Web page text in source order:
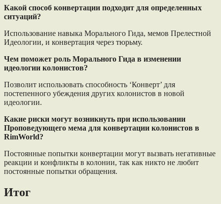
Какой способ конвертации подходит для определенных
ситуаций?
Использование навыка Морального Гида, мемов Прелестной
Идеологии, и конвертация через тюрьму.
Чем поможет роль Морального Гида в изменении
идеологии колонистов?
Позволит использовать способность ‘Конверт’ для
постепенного убеждения других колонистов в новой
идеологии.
Какие риски могут возникнуть при использовании
Проповедующего мема для конвертации колонистов в
RimWorld?
Постоянные попытки конвертации могут вызвать негативные
реакции и конфликты в колонии, так как никто не любит
постоянные попытки обращения.
Итог